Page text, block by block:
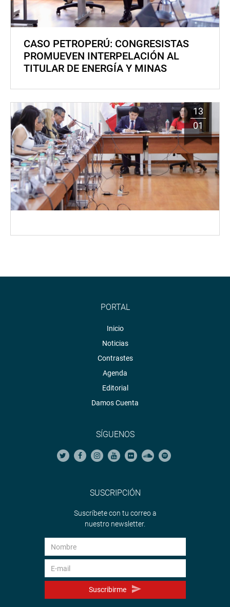
CASO PETROPERÚ: CONGRESISTAS
PROMUEVEN INTERPELACIÓN AL
TITULAR DE ENERGÍA Y MINAS
13
01
PORTAL
Inicio
Noticias
Contrastes
Agenda
Editorial
Damos Cuenta
SÍGUENOS
SUSCRIPCIÓN
Suscríbete con tu correo a
nuestro newsletter.
Suscribirme